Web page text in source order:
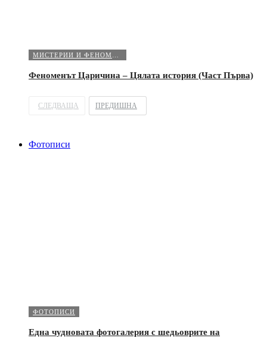
Феноменът Царичина – Цялата история (Част Първа)
СЛЕДВАЩА ПРЕДИШНА
Фотописи
ФОТОПИСИ
Една чудновата фотогалерия с шедьоврите на